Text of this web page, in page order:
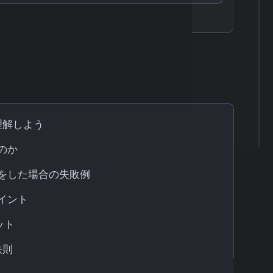
しよう
か
した場合の失敗例
ント
ト